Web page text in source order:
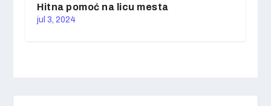
Hitna pomoć na licu mesta
jul 3, 2024